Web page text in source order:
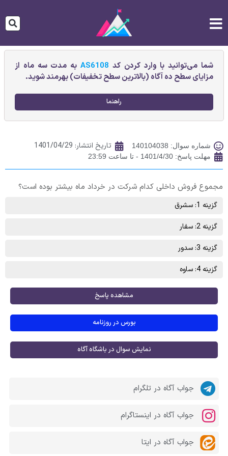
شما می‌توانید با وارد کردن کد AS6108به مدت سه ماه از
مزایای سطح ده آگاه (بالاترین سطح تخفیفات) بهرمند شوید.
راهنما
شماره سوال: 140104038 تاریخ انتشار: 1401/04/29
مهلت پاسخ: 1401/4/30 - تا ساعت 23:59
مجموع فروش داخلی کدام شرکت در خرداد ماه بیشتر بوده است؟
گزینه 1: سشرق
گزینه 2: سفار
گزینه 3: سدور
گزینه 4: ساوه
مشاهده پاسخ
بورس در روزنامه
نمایش سوال در باشگاه آگاه
جواب آگاه در تلگرام
جواب آگاه در اینستاگرام
جواب آگاه در ایتا